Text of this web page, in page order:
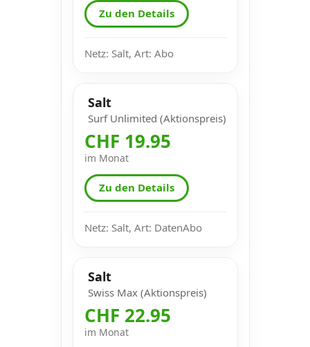
Zu den Details
Netz: Salt, Art: Abo
Salt
Surf Unlimited (Aktionspreis)
CHF 19.95
im Monat
Zu den Details
Netz: Salt, Art: DatenAbo
Salt
Swiss Max (Aktionspreis)
CHF 22.95
im Monat